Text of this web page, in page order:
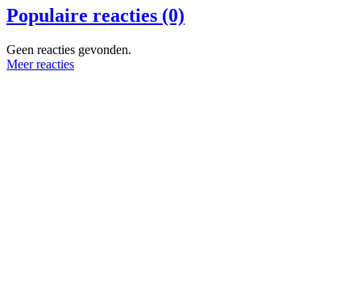
Populaire reacties (0)
Geen reacties gevonden.
Meer reacties